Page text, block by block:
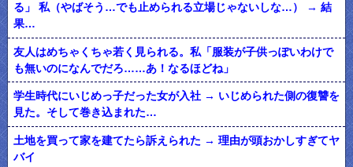
る」 私（やばそう…でも止められる立場じゃないしな…） → 結
果…
友人はめちゃくちゃ若く見られる。私「服装が子供っぽいわけで
も無いのになんでだろ……あ！なるほどね」
学生時代にいじめっ子だった女が入社 → いじめられた側の復讐を
見た。そして巻き込まれた…
土地を買って家を建てたら訴えられた → 理由が頭おかしすぎてヤ
バイ